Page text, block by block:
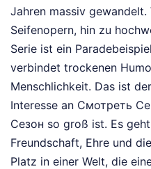
Jahren massiv
Seifenopern, hin zu
Serie ist ein
verbindet trockenen
Menschlichkeit. Das ist
Interesse an Смотреть
Сезон so groß ist. Es
Freundschaft, Ehre und
Platz in einer Welt, die